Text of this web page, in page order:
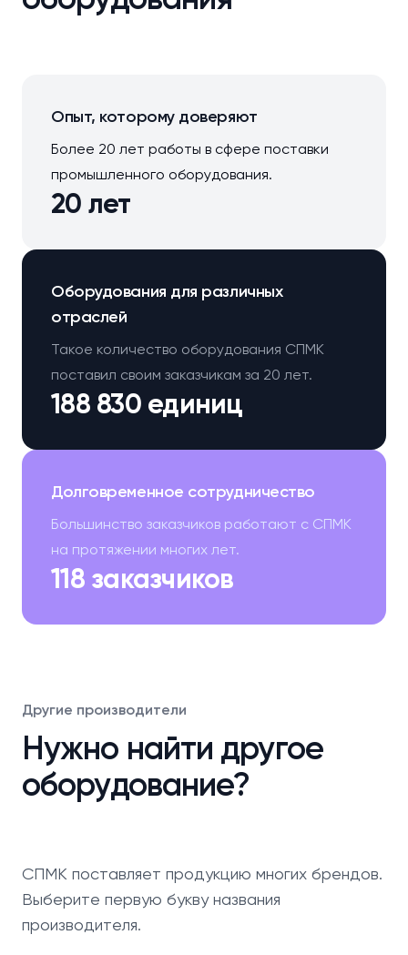
20 лет
Опыт, которому доверяют
Более 20 лет работы в сфере поставки
промышленного оборудования.
188 830 единиц
Оборудования для различных
отраслей
Такое количество оборудования СПМК
поставил своим заказчикам за 20 лет.
118 заказчиков
Долговременное сотрудничество
Большинство заказчиков работают с СПМК
на протяжении многих лет.
Другие производители
Нужно найти другое
оборудование?
СПМК поставляет продукцию многих брендов.
Выберите первую букву названия
производителя.